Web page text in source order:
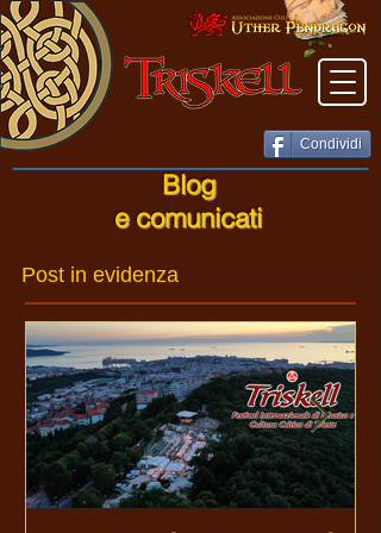
Condividi
Blog
e comunicati
Post in evidenza